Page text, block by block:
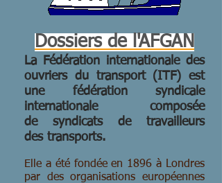
Dossiers de l'AFGAN
La Fédération internationale des
ouvriers du transport (ITF) est
une fédération syndicale
internationale composée
de syndicats de travailleurs
des transports.
Elle a été fondée en 1896 à Londres
par des organisations européennes